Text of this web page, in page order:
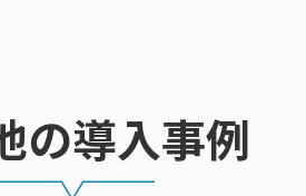
の導入事例